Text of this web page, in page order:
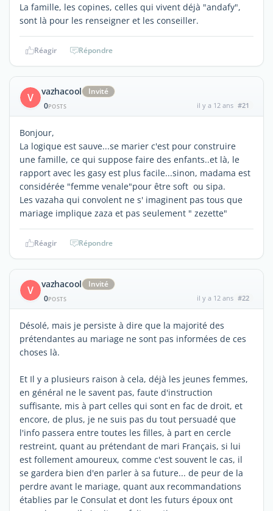
La famille, les copines, celles qui vivent déjà "andafy",
sont là pour les renseigner et les conseiller.
Réagir Répondre
V vazhacool
Invité
0POSTS il y a 12 ans #21
Bonjour,
La logique est sauve...se marier c'est pour construire
une famille, ce qui suppose faire des enfants..et là, le
rapport avec les gasy est plus facile...sinon, madama est
considérée "femme venale"pour être soft ou sipa.
Les vazaha qui convolent ne s' imaginent pas tous que
mariage implique zaza et pas seulement " zezette"
Réagir Répondre
V vazhacool
Invité
0POSTS il y a 12 ans #22
Désolé, mais je persiste à dire que la majorité des
prétendantes au mariage ne sont pas informées de ces
choses là.
Et Il y a plusieurs raison à cela, déjà les jeunes femmes,
en général ne le savent pas, faute d'instruction
suffisante, mis à part celles qui sont en fac de droit, et
encore, de plus, je ne suis pas du tout persuadé que
l'info passera entre toutes les filles, à part en cercle
restreint, quant au prétendant de mari Français, si lui
est follement amoureux, comme c'est souvent le cas, il
se gardera bien d'en parler à sa future... de peur de la
perdre avant le mariage, quant aux recommandations
établies par le Consulat et dont les futurs époux ont